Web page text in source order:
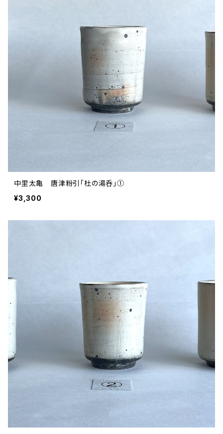
中里太亀 唐津粉引「杜の湯呑」①
¥3,300